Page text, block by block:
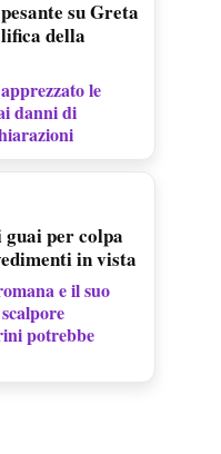
su Greta
della
le
danni di
per colpa
in vista
e il suo
potrebbe